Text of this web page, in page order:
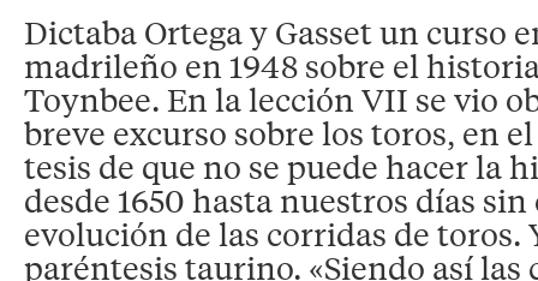
Dictaba Ortega y Gasset un curso
madrileño en 1948 sobre el
Toynbee. En la lección VII se vio
breve excurso sobre los toros, en
tesis de que no se puede hacer la
desde 1650 hasta nuestros días
evolución de las corridas de toros.
paréntesis taurino. «Siendo así las